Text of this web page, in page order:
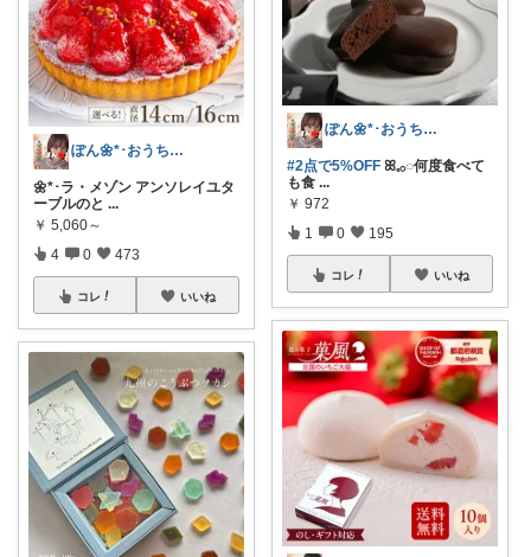
ぽん🌼*･おうちカフェꕤ︎︎·͜·☕
🌼*･ラ・メゾン アンソレイユタ
ーブルのと ...
￥ 5,060～
4 0 473
コレ いいね
ぽん🌼*･おうちカフェꕤ︎︎·͜·☕
#2点で5%OFF ꕤ𓈒𓂂◌何度食べて
も食 ...
￥ 972
1 0 195
コレ いいね